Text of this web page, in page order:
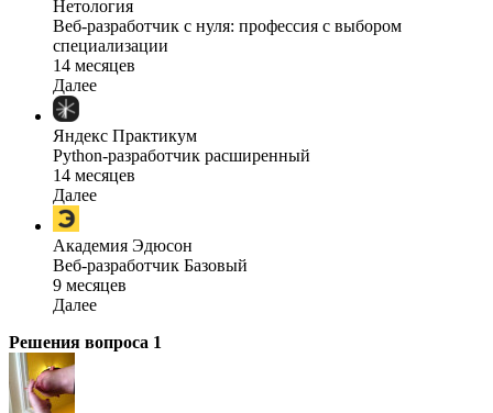
Нетология
Веб-разработчик с нуля: профессия с выбором
специализации
14 месяцев
Далее
Яндекс Практикум
Python-разработчик расширенный
14 месяцев
Далее
Академия Эдюсон
Веб-разработчик Базовый
9 месяцев
Далее
Решения вопроса 1